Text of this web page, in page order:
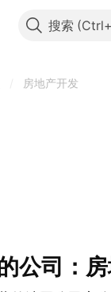
搜索
房地产开发
公司：